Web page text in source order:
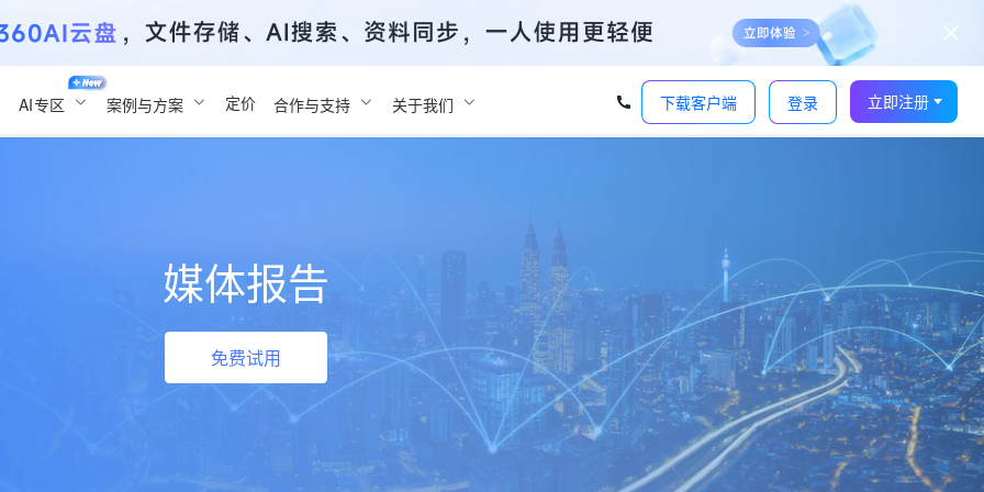
AI专区 案例与方案 定价 合作与支持 关于我们 下载客户端 登录 立即注册
媒体报告
免费试用